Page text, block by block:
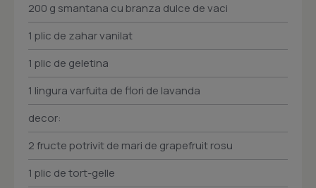
200 g smantana cu branza dulce de vaci
1 plic de zahar vanilat
1 plic de geletina
1 lingura varfuita de flori de lavanda
decor:
2 fructe potrivit de mari de grapefruit rosu
1 plic de tort-gelle